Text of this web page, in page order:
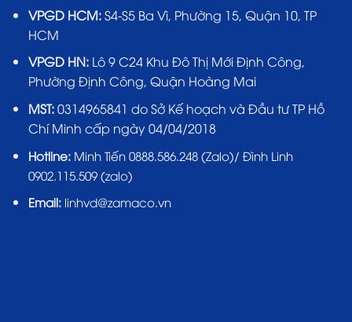
VPGD HCM:S4-S5 Ba Vì, Phường 15, Quận 10, TP
HCM
VPGD HN:Lô 9 C24 Khu Đô Thị Mới Định Công,
Phường Định Công, Quận Hoàng Mai
MST:0314965841 do Sở Kế hoạch và Đầu tư TP Hồ
Chí Minh cấp ngày 04/04/2018
Hotline: Minh Tiến 0888.586.248 (Zalo)/ Đình Linh
0902.115.509 (zalo)
Email:linhvd@zamaco.vn